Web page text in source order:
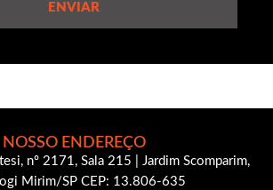
ENVIAR
NOSSO ENDEREÇO
nº 2171, Sala 215 | Jardim Scomparim,
Mirim/SP CEP: 13.806-635